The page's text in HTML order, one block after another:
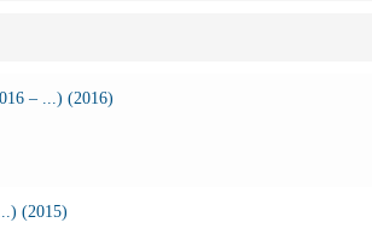
– ...) (2016)
(2015)